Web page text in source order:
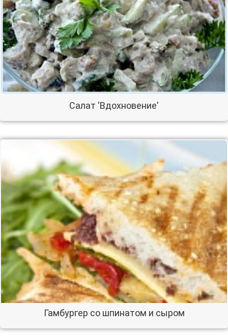
Салат 'Вдохновение'
Гамбургер со шпинатом и сыром